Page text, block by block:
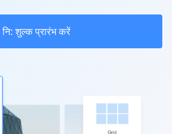
नि: शुल्क प्रारंभ करें